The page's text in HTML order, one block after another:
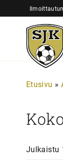
sisältöön
Sjk-
Juniorit
Etusivu »
Julkaistu